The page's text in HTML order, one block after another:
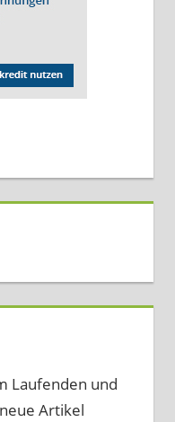
Laufenden und
Artikel